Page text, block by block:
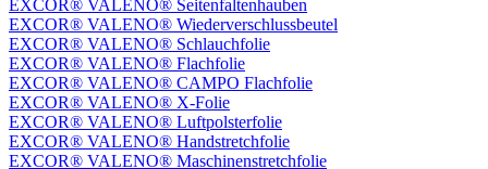
EXCOR® VALENO® Seitenfaltenhauben
EXCOR® VALENO® Wiederverschlussbeutel
EXCOR® VALENO® Schlauchfolie
EXCOR® VALENO® Flachfolie
EXCOR® VALENO® CAMPO Flachfolie
EXCOR® VALENO® X-Folie
EXCOR® VALENO® Luftpolsterfolie
EXCOR® VALENO® Handstretchfolie
EXCOR® VALENO® Maschinenstretchfolie